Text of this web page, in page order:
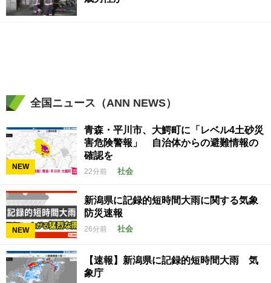
全国ニュース（ANN NEWS）
NEW
青森・平川市、大鰐町に「レベル4土砂災
害危険警報」 自治体からの避難情報の
確認を
22分前 社会
NEW
新潟県に記録的短時間大雨に関する気象
防災速報
26分前 社会
【速報】新潟県に記録的短時間大雨 気
象庁